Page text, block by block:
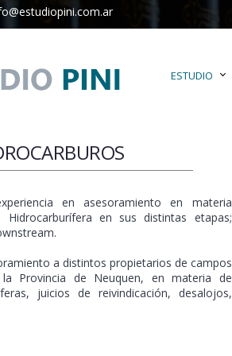
ESTUDIO
en asesoramiento en materia
en sus distintas etapas;
a distintos propietarios de campos
Provincia de Neuquen, en materia de
juicios de reivindicación, desalojos,